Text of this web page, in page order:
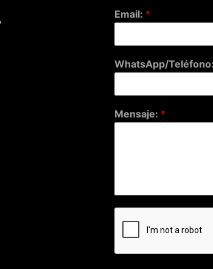
Email: *
WhatsApp/Teléfono:
Mensaje: *